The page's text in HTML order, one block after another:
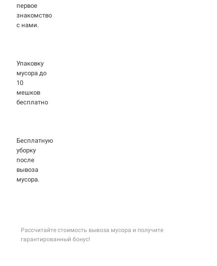
первое
знакомство
с нами.
Упаковку
мусора до
10
мешков
бесплатно
Бесплатную
уборку
после
вывоза
мусора.
Рассчитайте стоимость вывоза мусора и получите
гарантированный бонус!